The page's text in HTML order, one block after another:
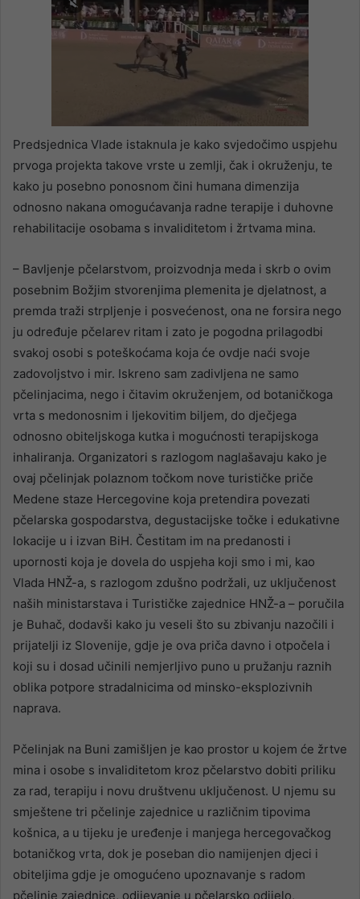
Predsjednica Vlade istaknula je kako svjedočimo uspjehu
prvoga projekta takove vrste u zemlji, čak i okruženju, te
kako ju posebno ponosnom čini humana dimenzija
odnosno nakana omogućavanja radne terapije i duhovne
rehabilitacije osobama s invaliditetom i žrtvama mina.
– Bavljenje pčelarstvom, proizvodnja meda i skrb o ovim
posebnim Božjim stvorenjima plemenita je djelatnost, a
premda traži strpljenje i posvećenost, ona ne forsira nego
ju određuje pčelarev ritam i zato je pogodna prilagodbi
svakoj osobi s poteškoćama koja će ovdje naći svoje
zadovoljstvo i mir. Iskreno sam zadivljena ne samo
pčelinjacima, nego i čitavim okruženjem, od botaničkoga
vrta s medonosnim i ljekovitim biljem, do dječjega
odnosno obiteljskoga kutka i mogućnosti terapijskoga
inhaliranja. Organizatori s razlogom naglašavaju kako je
ovaj pčelinjak polaznom točkom nove turističke priče
Medene staze Hercegovine koja pretendira povezati
pčelarska gospodarstva, degustacijske točke i edukativne
lokacije u i izvan BiH. Čestitam im na predanosti i
upornosti koja je dovela do uspjeha koji smo i mi, kao
Vlada HNŽ-a, s razlogom zdušno podržali, uz uključenost
naših ministarstava i Turističke zajednice HNŽ-a – poručila
je Buhač, dodavši kako ju veseli što su zbivanju nazočili i
prijatelji iz Slovenije, gdje je ova priča davno i otpočela i
koji su i dosad učinili nemjerljivo puno u pružanju raznih
oblika potpore stradalnicima od minsko-eksplozivnih
naprava.
Pčelinjak na Buni zamišljen je kao prostor u kojem će žrtve
mina i osobe s invaliditetom kroz pčelarstvo dobiti priliku
za rad, terapiju i novu društvenu uključenost. U njemu su
smještene tri pčelinje zajednice u različnim tipovima
košnica, a u tijeku je uređenje i manjega hercegovačkog
botaničkog vrta, dok je poseban dio namijenjen djeci i
obiteljima gdje je omogućeno upoznavanje s radom
pčelinje zajednice, odijevanje u pčelarsko odijelo,